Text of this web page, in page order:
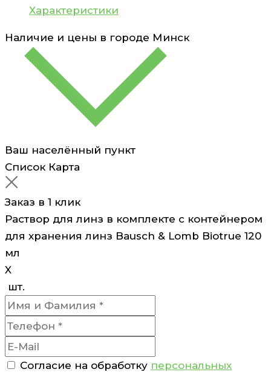
линз
Bausch
Характеристики
Наличие и цены в городе Минск
Ваш населённый пункт
Список Карта
Заказ в 1 клик
Раствор для линз в комплекте с контейнером
для хранения линз Bausch & Lomb Biotrue 120
мл
X
шт.
Согласие на обработку персональных